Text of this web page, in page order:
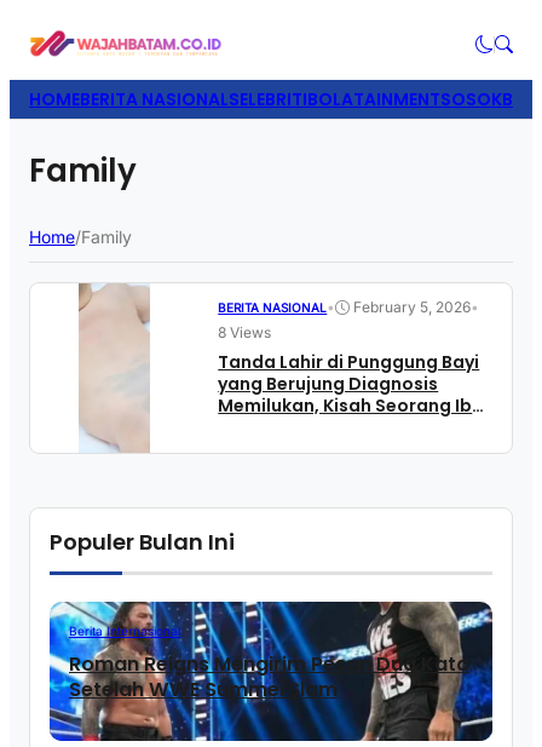
HOMEBERITA NASIONALSELEBRITIBOLATAINMENTSOSOK
Family
Home/Family
BERITA NASIONAL• February 5, 2026•
8 Views
Tanda Lahir di Punggung Bayi
yang Berujung Diagnosis
Memilukan, Kisah Seorang Ibu
Populer Bulan Ini
Berita Internasional
Roman Reigns Mengirim Pesan Dua Kata
Setelah WWE SummerSlam